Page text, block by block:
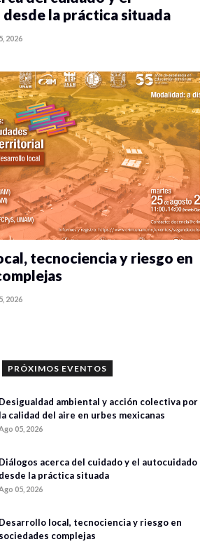
la práctica situada
2026
tecnociencia y riesgo en
2026
PRÓXIMOS EVENTOS
Desigualdad ambiental y acción colectiva por
la calidad del aire en urbes mexicanas
05, 2026
Diálogos acerca del cuidado y el autocuidado
desde la práctica situada
05, 2026
Desarrollo local, tecnociencia y riesgo en
sociedades complejas